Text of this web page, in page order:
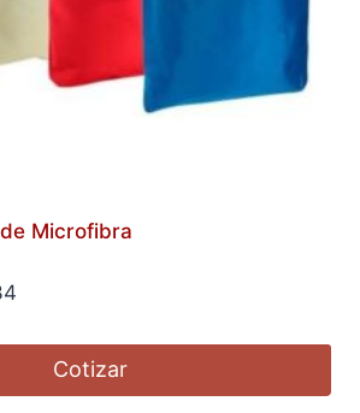
Microfibra
Cotizar